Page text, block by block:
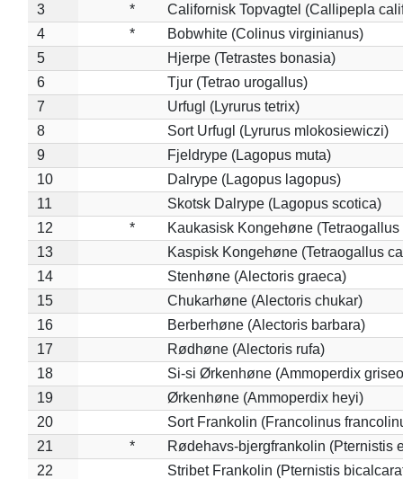
3
*
Californisk Topvagtel (Callipepla
4
*
Bobwhite (Colinus virginianus)
5
Hjerpe (Tetrastes bonasia)
6
Tjur (Tetrao urogallus)
7
Urfugl (Lyrurus tetrix)
8
Sort Urfugl (Lyrurus mlokosiewiczi)
9
Fjeldrype (Lagopus muta)
10
Dalrype (Lagopus lagopus)
11
Skotsk Dalrype (Lagopus scotica)
12
*
Kaukasisk Kongehøne
13
Kaspisk Kongehøne (Tetraogallus
14
Stenhøne (Alectoris graeca)
15
Chukarhøne (Alectoris chukar)
16
Berberhøne (Alectoris barbara)
17
Rødhøne (Alectoris rufa)
18
Si-si Ørkenhøne (Ammoperdix
19
Ørkenhøne (Ammoperdix heyi)
20
Sort Frankolin (Francolinus
21
*
Rødehavs-bjergfrankolin (Pternistis
22
Stribet Frankolin (Pternistis